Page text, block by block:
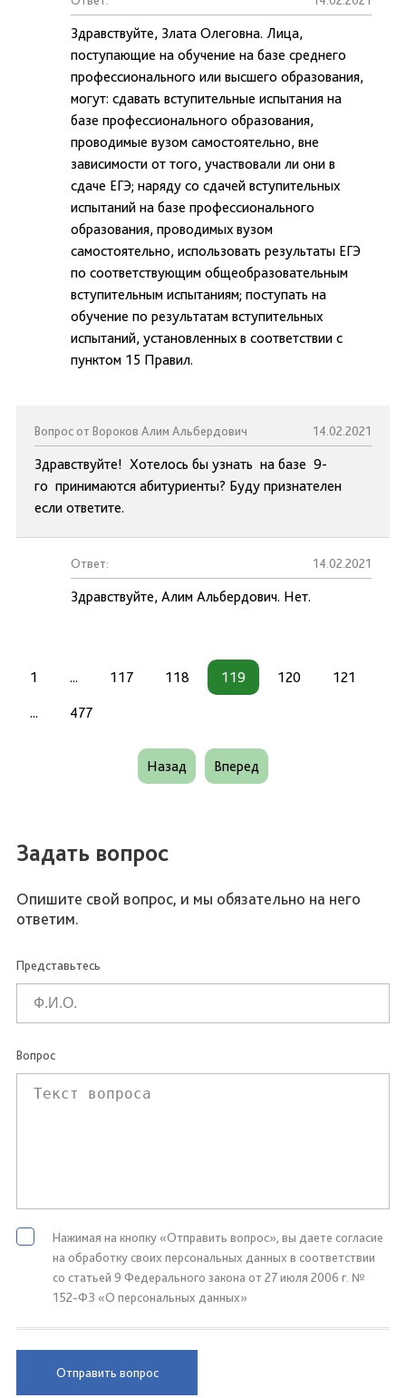
Здравствуйте, Злата Олеговна. Лица,
поступающие на обучение на базе среднего
профессионального или высшего образования,
могут: сдавать вступительные испытания на
базе профессионального образования,
проводимые вузом самостоятельно, вне
зависимости от того, участвовали ли они в
сдаче ЕГЭ; наряду со сдачей вступительных
испытаний на базе профессионального
образования, проводимых вузом
самостоятельно, использовать результаты ЕГЭ
по соответствующим общеобразовательным
вступительным испытаниям; поступать на
обучение по результатам вступительных
испытаний, установленных в соответствии с
пунктом 15 Правил.
Вопрос от Вороков Алим Альбердович 14.02.2021
Здравствуйте! Хотелось бы узнать на базе 9-
го принимаются абитуриенты? Буду признателен
если ответите.
Ответ: 14.02.2021
Здравствуйте, Алим Альбердович. Нет.
1 ... 117 118 119 120 121
... 477
Назад Вперед
Задать вопрос
Опишите свой вопрос, и мы обязательно на него
ответим.
Представьтесь
Вопрос
Нажимая на кнопку «Отправить вопрос», вы даете согласие
на обработку своих персональных данных в соответствии
со статьей 9 Федерального закона от 27 июля 2006 г. №
152-ФЗ «О персональных данных»
Отправить вопрос